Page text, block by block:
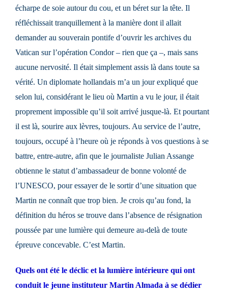
écharpe de soie autour du cou, et un béret sur la tête. Il
réfléchissait tranquillement à la manière dont il allait
demander au souverain pontife d’ouvrir les archives du
Vatican sur l’opération Condor – rien que ça –, mais sans
aucune nervosité. Il était simplement assis là dans toute sa
vérité. Un diplomate hollandais m’a un jour expliqué que
selon lui, considérant le lieu où Martin a vu le jour, il était
proprement impossible qu’il soit arrivé jusque-là. Et pourtant
il est là, sourire aux lèvres, toujours. Au service de l’autre,
toujours, occupé à l’heure où je réponds à vos questions à se
battre, entre-autre, afin que le journaliste Julian Assange
obtienne le statut d’ambassadeur de bonne volonté de
l’UNESCO, pour essayer de le sortir d’une situation que
Martin ne connaît que trop bien. Je crois qu’au fond, la
définition du héros se trouve dans l’absence de résignation
poussée par une lumière qui demeure au-delà de toute
épreuve concevable. C’est Martin.
Quels ont été le déclic et la lumière intérieure qui ont
conduit le jeune instituteur Martin Almada à se dédier